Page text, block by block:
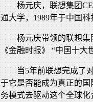
杨元庆，联想集团
通大学，1989年于中国
杨元庆带领的联想集
《金融时报》 “中国十大
当5年前联想完成了
于它是否能成为真正的
务模式去驱动这个全球